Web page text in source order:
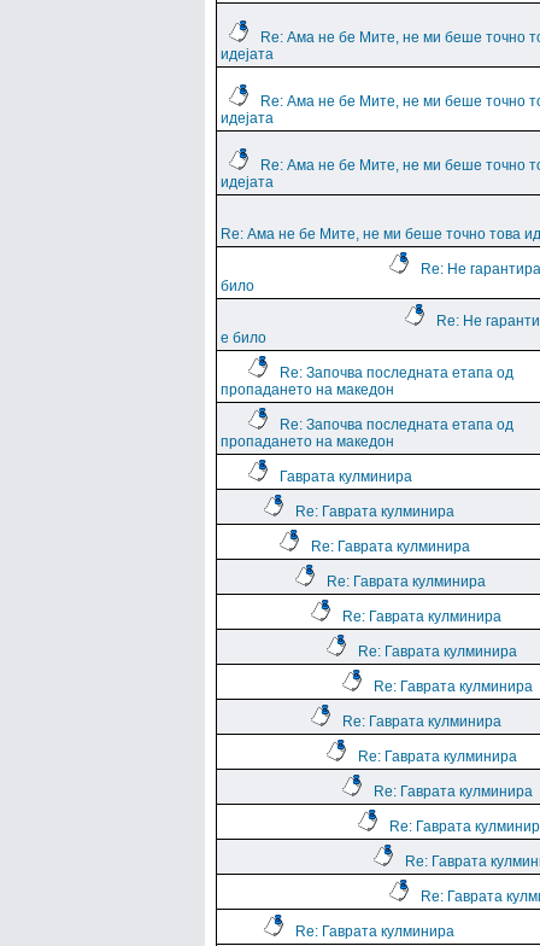
Re: Ама не бе Мите, не ми беше точно
идејата
Re: Ама не бе Мите, не ми беше точно
идејата
Re: Ама не бе Мите, не ми беше точно
идејата
Re: Ама не бе Мите, не ми беше точно това
Re: Не
било
Re: Не
е било
Re: Започва последната етапа од
пропадането на македон
Re: Започва последната етапа од
пропадането на македон
Гаврата кулминира
Re: Гаврата кулминира
Re: Гаврата кулминира
Re: Гаврата кулминира
Re: Гаврата кулминира
Re: Гаврата кулминира
Re: Гаврата кулминира
Re: Гаврата кулминира
Re: Гаврата кулминира
Re: Гаврата кулминира
Re: Гаврата
Re: Гаврата
Re: Гаврата
Re: Гаврата кулминира